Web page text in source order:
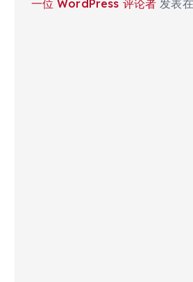
一位 WordPress 评论者 发表在